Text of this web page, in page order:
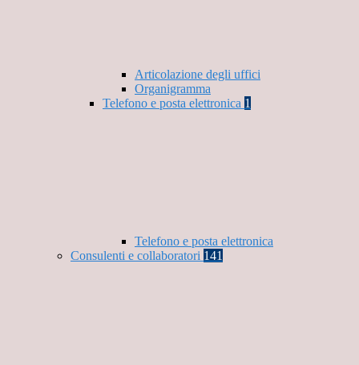
Articolazione degli uffici
Organigramma
Telefono e posta elettronica 1
Telefono e posta elettronica
Consulenti e collaboratori 141